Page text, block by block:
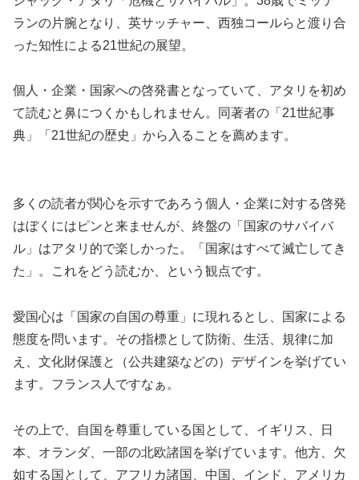
ランの片腕となり、英サッチャー、西独コールらと渡り合
った知性による21世紀の展望。
個人・企業・国家への啓発書となっていて、アタリを初め
て読むと鼻につくかもしれません。同著者の「21世紀事
典」「21世紀の歴史」から入ることを薦めます。
多くの読者が関心を示すであろう個人・企業に対する啓発
はぼくにはピンと来ませんが、終盤の「国家のサバイバ
ル」はアタリ的で楽しかった。「国家はすべて滅亡してき
た」。これをどう読むか、という観点です。
愛国心は「国家の自国の尊重」に現れるとし、国家による
態度を問います。その指標として防衛、生活、規律に加
え、文化財保護と（公共建築などの）デザインを挙げてい
ます。フランス人ですなぁ。
その上で、自国を尊重している国として、イギリス、日
本、オランダ、一部の北欧諸国を挙げています。他方、欠
如する国として、アフリカ諸国、中国、インド、アメリカ